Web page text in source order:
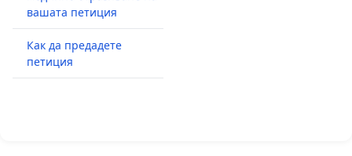
вашата петиция
Как да предадете
петиция